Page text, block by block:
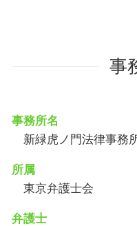
事
事務所名
新緑虎ノ門法律事務
所属
東京弁護士会
弁護士